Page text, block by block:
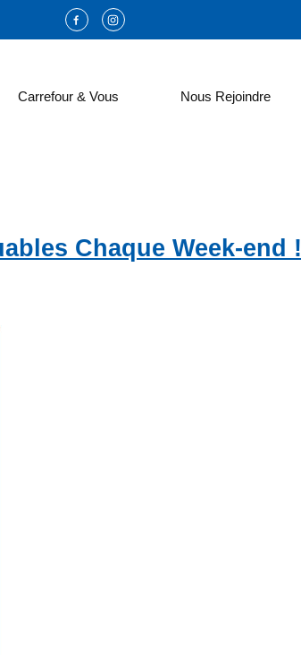
Carrefour & Vous Nous Rejoindre
Chaque Week-end !